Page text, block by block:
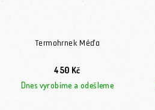
Termohrnek Méďa
450 Kč
Dnes vyrobíme a odešleme